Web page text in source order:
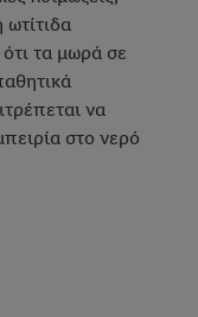
ότι τα μωρά σε
να
στο νερό